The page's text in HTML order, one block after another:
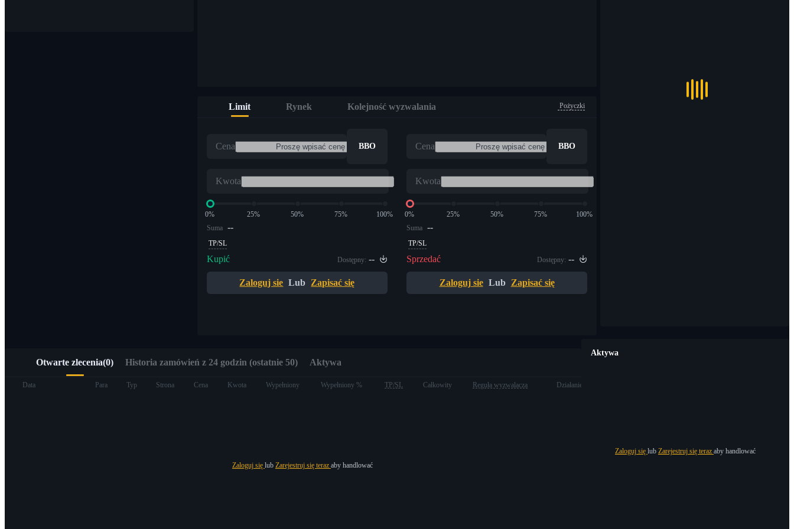
Kontrakty terminowe
Limit Rynek Kolejność wyzwalania Pożyczki
Cena BBO
Kwota
0% 25% 50% 75%
100%
Suma --
TP/SL
Kupić Dostępny: --
Zaloguj sie Lub Zapisać się
Cena BBO
Kwota
0% 25% 50% 75%
100%
Suma --
TP/SL
Sprzedać Dostępny: --
Zaloguj sie Lub Zapisać się
Otwarte zlecenia(0) Historia zamówień z 24 godzin (ostatnie 50) Aktywa
Data Para Typ Strona Cena Kwota Wypełniony Wypełniony % TP/SL Całkowity Reguła wyzwalacza Działanie
Zaloguj się lub Zarejestruj się teraz aby handlować
Aktywa
Zaloguj się lub Zarejestruj się teraz aby handlować